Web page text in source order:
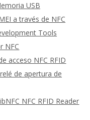
USB
a través de NFC
Tools
NFC
acceso NFC RFID
de apertura de
NFC RFID Reader